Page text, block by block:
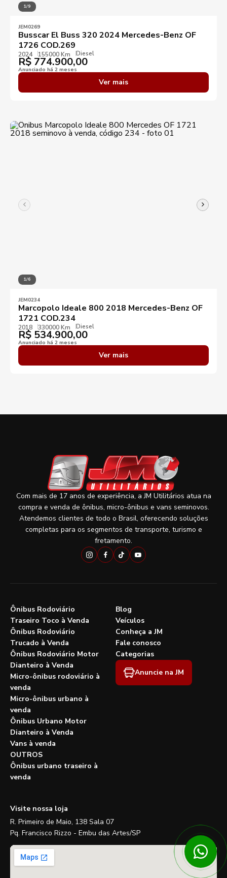
1/9
JEM0269
Busscar El Buss 320 2024 Mercedes-Benz OF
1726 COD.269
2024 155000 Km Diesel
R$ 774.900,00
Anunciado há 2 meses
Ver mais
1/6
JEM0234
Marcopolo Ideale 800 2018 Mercedes-Benz OF
1721 COD.234
2018 330000 Km Diesel
R$ 534.900,00
Anunciado há 2 meses
Ver mais
Com mais de 17 anos de experiência, a JM Utilitários atua na
compra e venda de ônibus, micro-ônibus e vans seminovos.
Atendemos clientes de todo o Brasil, oferecendo soluções
completas para os segmentos de transporte, turismo e
fretamento.
Ônibus Rodoviário
Traseiro Toco à Venda
Ônibus Rodoviário
Trucado à Venda
Ônibus Rodoviário Motor
Dianteiro à Venda
Micro-ônibus rodoviário à
venda
Micro-ônibus urbano à
venda
Ônibus Urbano Motor
Dianteiro à Venda
Vans à venda
OUTROS
Ônibus urbano traseiro à
venda
Blog
Veículos
Conheça a JM
Fale conosco
Categorias
Anuncie na JM
Visite nossa loja
R. Primeiro de Maio, 138 Sala 07
Pq. Francisco Rizzo - Embu das Artes/SP